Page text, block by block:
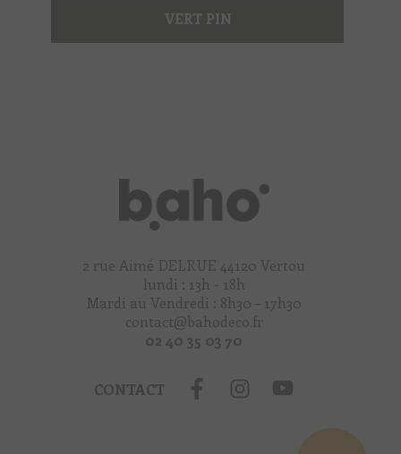
VERT PIN
2 rue Aimé DELRUE 44120 Vertou
lundi : 13h - 18h
Mardi au Vendredi : 8h30 – 17h30
contact@bahodeco.fr
02 40 35 03 70
CONTACT